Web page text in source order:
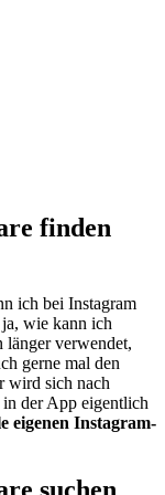
finden
ich bei Instagram
wie kann ich
länger verwendet,
gerne mal den
wird sich nach
der App eigentlich
eigenen Instagram-